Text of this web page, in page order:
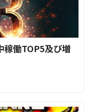
稼働TOP5及び増